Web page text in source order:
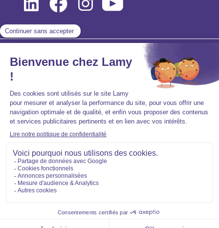
Politique de protection des données personnelles
Accessibilité : partiellement conforme